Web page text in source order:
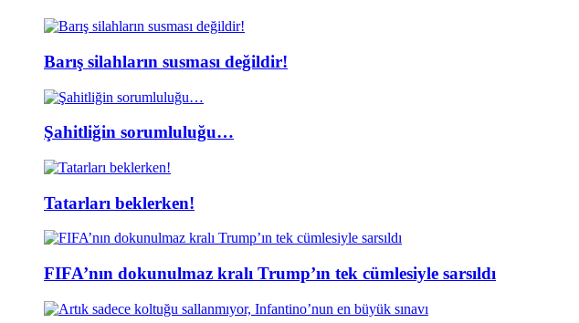
Barış silahların susması değildir!
Şahitliğin sorumluluğu…
Tatarları beklerken!
FIFA’nın dokunulmaz kralı Trump’ın tek cümlesiyle sarsıldı